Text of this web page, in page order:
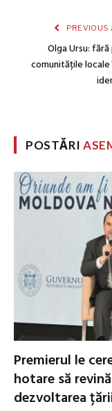
PREVIOUS
Olga Ursu:
comunitățile
POSTĂRI
Premierul le
hotare să
dezvoltarea